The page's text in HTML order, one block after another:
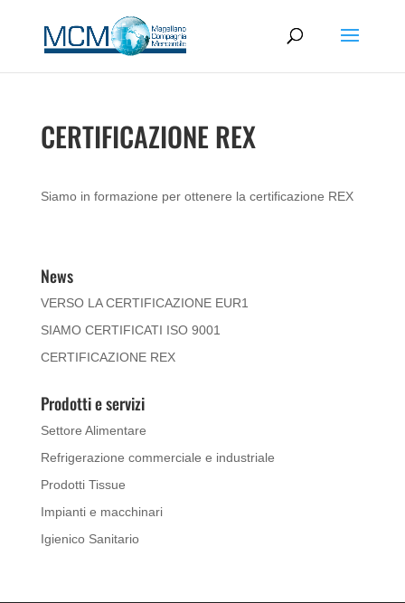
CERTIFICAZIONE REX
Siamo in formazione per ottenere la certificazione REX
News
VERSO LA CERTIFICAZIONE EUR1
SIAMO CERTIFICATI ISO 9001
CERTIFICAZIONE REX
Prodotti e servizi
Settore Alimentare
Refrigerazione commerciale e industriale
Prodotti Tissue
Impianti e macchinari
Igienico Sanitario